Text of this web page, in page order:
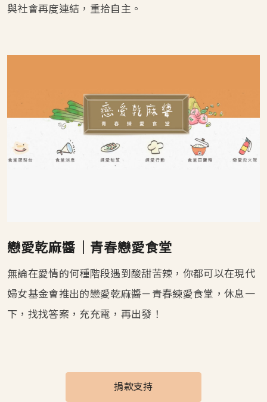
與社會再度連結，重拾自主。
戀愛乾麻醬│青春戀愛食堂
無論在愛情的何種階段遇到酸甜苦辣，你都可以在現代
婦女基金會推出的戀愛乾麻醬－青春練愛食堂，休息一
下，找找答案，充充電，再出發！
捐款支持